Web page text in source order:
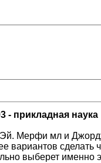
- прикладная наука
Мерфи мл и
вариантов сделать
выберет именно